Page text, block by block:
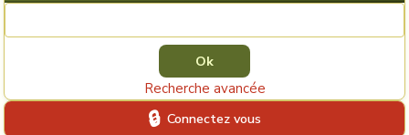
Recherche avancée
Connectez vous